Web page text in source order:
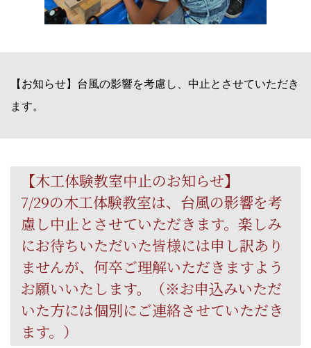
【お知らせ】台風の影響を考慮し、中止とさせていただき
ます。
【木工体験教室中止のお知らせ】
7/29の木工体験教室は、台風の影響を考
慮し中止とさせていただきます。楽しみ
にお待ちいただいた皆様には申し訳あり
ませんが、何卒ご理解いただきますよう
お願いいたします。（※お申込みいただ
いた方には個別にご連絡させていただき
ます。）